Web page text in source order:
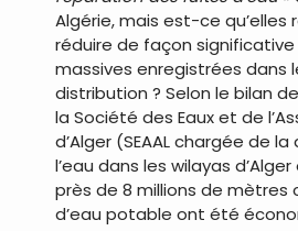
Algérie, mais est-ce qu’elles
réduire de façon
massives enregistrées dans
distribution ? Selon le bilan
la Société des Eaux et de
d’Alger (SEAAL chargée de
l’eau dans les wilayas
près de 8 millions de mètres
d’eau potable ont été